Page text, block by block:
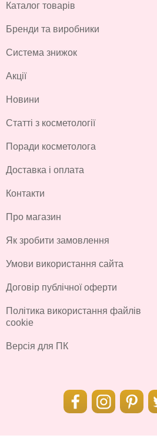
Каталог товарів
Бренди та виробники
Система знижок
Акції
Новини
Статті з косметології
Поради косметолога
Доставка і оплата
Контакти
Про магазин
Як зробити замовлення
Умови використання сайта
Договір публічної оферти
Політика використання файлів
cookie
Версія для ПК